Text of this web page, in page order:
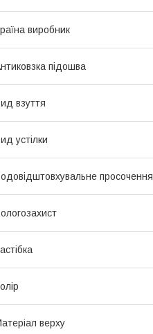
виробник
підошва
взуття
устілки
просочення
верху